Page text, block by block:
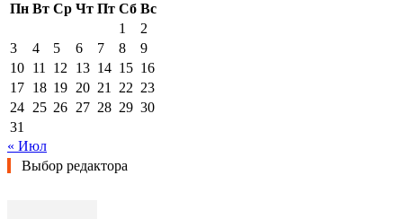
Пн Вт Ср Чт Пт Сб Вс
1
2
3
4 5 6 7 8
9
10 11 12 13 14 15 16
17 18 19 20 21 22 23
24 25 26 27 28 29 30
31
« Июл
Выбор редактора